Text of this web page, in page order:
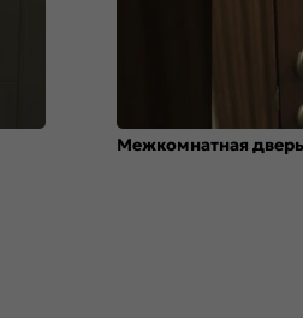
Межкомнатная